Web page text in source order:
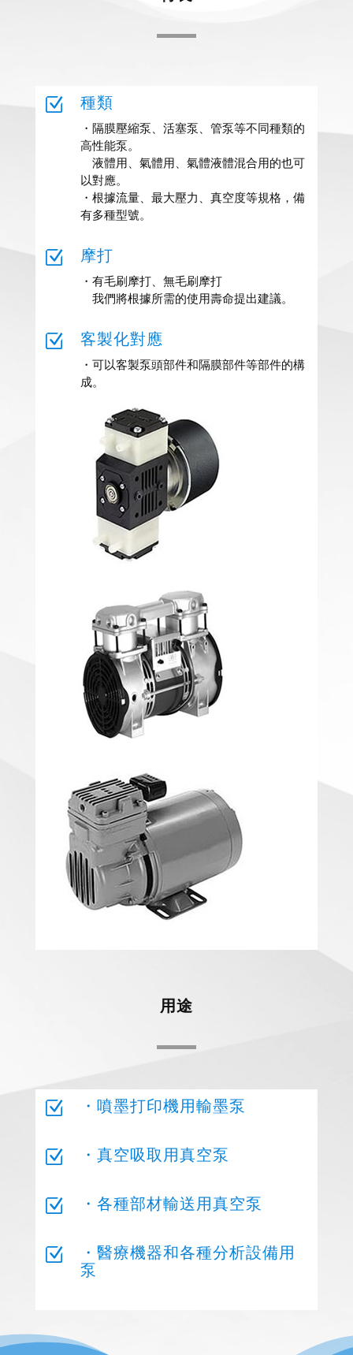
Z 種類
・隔膜壓縮泵、活塞泵、管泵等不同種類的
高性能泵。
液體用、氣體用、氣體液體混合用的也可
以對應。
・根據流量、最大壓力、真空度等規格，備
有多種型號。
Z 摩打
・有毛刷摩打、無毛刷摩打
我們將根據所需的使用壽命提出建議。
Z 客製化對應
・可以客製泵頭部件和隔膜部件等部件的構
成。
用途
Z ・噴墨打印機用輸墨泵
Z ・真空吸取用真空泵
Z ・各種部材輸送用真空泵
Z
・醫療機器和各種分析設備用
泵